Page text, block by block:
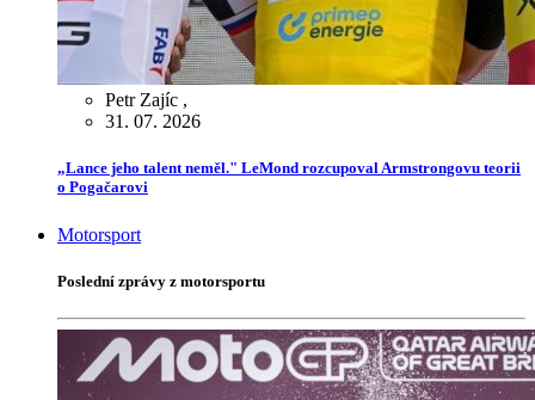
Petr Zajíc ,
31. 07. 2026
„Lance jeho talent neměl." LeMond rozcupoval Armstrongovu teorii
o Pogačarovi
Motorsport
Poslední zprávy z motorsportu